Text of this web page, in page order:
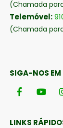
(Chamada
Telemóvel:
(Chamada
SIGA-NOS EM
LINKS